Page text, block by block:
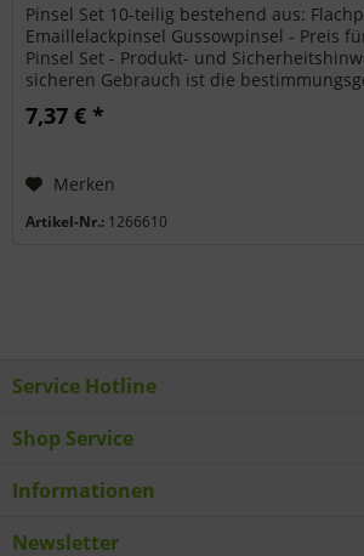
Pinsel Set 10-teilig bestehend aus:
Emaillelackpinsel Gussowpinsel - Preis
Pinsel Set - Produkt- und
sicheren Gebrauch ist die
7,37 € *
Merken
Artikel-Nr.: 1266610
Service Hotline
Shop Service
Informationen
Newsletter